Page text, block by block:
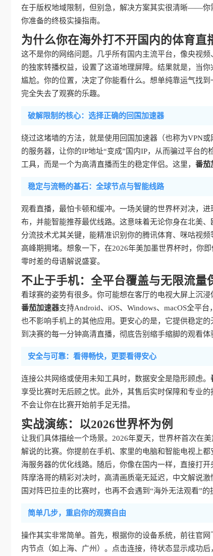
在于版权地域限制，但别急，解决方案其实很清晰——你
你准备的终极实操指南。
为什么你在海外打不开国内的体育直
这不是你的网络问题。几乎所有国内主流平台，像央视
的独家转播权益，设置了这道地理屏障。结果就是，当
尴尬。你的位置，决定了你能看什么。想单纯靠运气找
完全失去了观赛的乐趣。
破解限制的核心：选择正确的回国加速器
绕过这堵墙的方法，就是使用回国加速器（也称为VPN
的服务器，让你的IP地址“变成”国内IP，从而骗过平台
工具，而是一个为高清直播而生的稳定伴侣。这里， 番茄
稳定与流畅的基石：全球节点与智能线路
观看直播，最怕卡顿和缓冲。一场关键的世界杯对决，进
布，并能智能推荐最优线路。这意味着无论你身在北美
分流技术尤其关键，能精准识别你的腾讯体育、咪咕视
高峰期拥堵。想象一下，在2026年美加墨世界杯时，你
零时差的母语解说盛宴。
不止于手机：全平台覆盖与无限流量
看球赛的姿势有很多。你可能想在客厅的电视大屏上沉
番茄加速器支持Android、iOS、Windows、macOS全平
也不影响手机上的其他应用。更安心的是，它提供稳定
到决赛的每一分钟高清直播，彻底告别缩手缩脚的观看体
安全与可靠：看得畅快，更要看得安心
连接公共网络或使用未知工具时，数据安全是隐形顾虑。
享受比赛时无后顾之忧。此外，其售后实时保障和专业
不会让你在比赛开始前手足无措。
实战演练：以2026世界杯为例
让我们具体描绘一个场景。2026年夏天，世界杯首次在
解说的比赛。你提前在手机、家里的电脑和智能电视上都
海服务器的优化线路。随后，你像在国内一样，直接打
阵摩洛哥的精彩对决时，高清画质毫无延迟，中文解说
国对阵巴拉圭的比赛时，也再不会遇到“海外无法观看”的
简单几步，重启你的观赛自由
操作其实非常简单。首先，根据你的设备系统，前往官网
内节点（如上海、广州）。点击连接，待状态显示成功